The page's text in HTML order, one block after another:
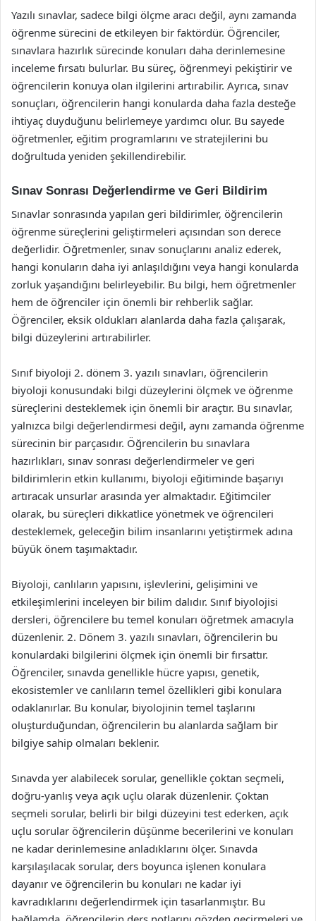
Yazılı sınavlar, sadece bilgi ölçme aracı değil, aynı zamanda
öğrenme sürecini de etkileyen bir faktördür. Öğrenciler,
sınavlara hazırlık sürecinde konuları daha derinlemesine
inceleme fırsatı bulurlar. Bu süreç, öğrenmeyi pekiştirir ve
öğrencilerin konuya olan ilgilerini artırabilir. Ayrıca, sınav
sonuçları, öğrencilerin hangi konularda daha fazla desteğe
ihtiyaç duyduğunu belirlemeye yardımcı olur. Bu sayede
öğretmenler, eğitim programlarını ve stratejilerini bu
doğrultuda yeniden şekillendirebilir.
Sınav Sonrası Değerlendirme ve Geri Bildirim
Sınavlar sonrasında yapılan geri bildirimler, öğrencilerin
öğrenme süreçlerini geliştirmeleri açısından son derece
değerlidir. Öğretmenler, sınav sonuçlarını analiz ederek,
hangi konuların daha iyi anlaşıldığını veya hangi konularda
zorluk yaşandığını belirleyebilir. Bu bilgi, hem öğretmenler
hem de öğrenciler için önemli bir rehberlik sağlar.
Öğrenciler, eksik oldukları alanlarda daha fazla çalışarak,
bilgi düzeylerini artırabilirler.
Sınıf biyoloji 2. dönem 3. yazılı sınavları, öğrencilerin
biyoloji konusundaki bilgi düzeylerini ölçmek ve öğrenme
süreçlerini desteklemek için önemli bir araçtır. Bu sınavlar,
yalnızca bilgi değerlendirmesi değil, aynı zamanda öğrenme
sürecinin bir parçasıdır. Öğrencilerin bu sınavlara
hazırlıkları, sınav sonrası değerlendirmeler ve geri
bildirimlerin etkin kullanımı, biyoloji eğitiminde başarıyı
artıracak unsurlar arasında yer almaktadır. Eğitimciler
olarak, bu süreçleri dikkatlice yönetmek ve öğrencileri
desteklemek, geleceğin bilim insanlarını yetiştirmek adına
büyük önem taşımaktadır.
Biyoloji, canlıların yapısını, işlevlerini, gelişimini ve
etkileşimlerini inceleyen bir bilim dalıdır. Sınıf biyolojisi
dersleri, öğrencilere bu temel konuları öğretmek amacıyla
düzenlenir. 2. Dönem 3. yazılı sınavları, öğrencilerin bu
konulardaki bilgilerini ölçmek için önemli bir fırsattır.
Öğrenciler, sınavda genellikle hücre yapısı, genetik,
ekosistemler ve canlıların temel özellikleri gibi konulara
odaklanırlar. Bu konular, biyolojinin temel taşlarını
oluşturduğundan, öğrencilerin bu alanlarda sağlam bir
bilgiye sahip olmaları beklenir.
Sınavda yer alabilecek sorular, genellikle çoktan seçmeli,
doğru-yanlış veya açık uçlu olarak düzenlenir. Çoktan
seçmeli sorular, belirli bir bilgi düzeyini test ederken, açık
uçlu sorular öğrencilerin düşünme becerilerini ve konuları
ne kadar derinlemesine anladıklarını ölçer. Sınavda
karşılaşılacak sorular, ders boyunca işlenen konulara
dayanır ve öğrencilerin bu konuları ne kadar iyi
kavradıklarını değerlendirmek için tasarlanmıştır. Bu